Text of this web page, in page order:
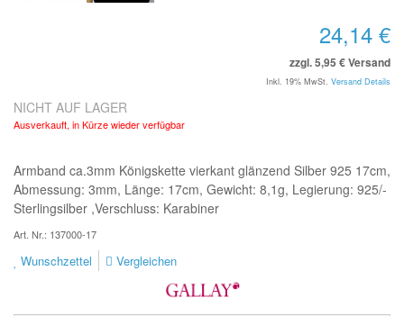
24,14 €
zzgl. 5,95 € Versand
Inkl. 19% MwSt. Versand Details
NICHT AUF LAGER
Ausverkauft, in Kürze wieder verfügbar
Armband ca.3mm Königskette vierkant glänzend Silber 925 17cm,
Abmessung: 3mm, Länge: 17cm, Gewicht: 8,1g, Legierung: 925/-
Sterlingsilber ,Verschluss: Karabiner
Art. Nr.: 137000-17
Wunschzettel Vergleichen